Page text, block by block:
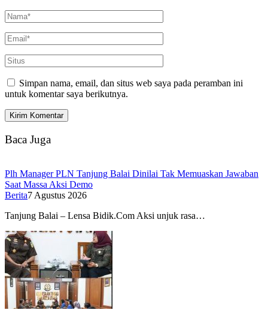
Simpan nama, email, dan situs web saya pada peramban ini
untuk komentar saya berikutnya.
Baca Juga
Plh Manager PLN Tanjung Balai Dinilai Tak Memuaskan Jawaban
Saat Massa Aksi Demo
Berita7 Agustus 2026
Tanjung Balai – Lensa Bidik.Com Aksi unjuk rasa…